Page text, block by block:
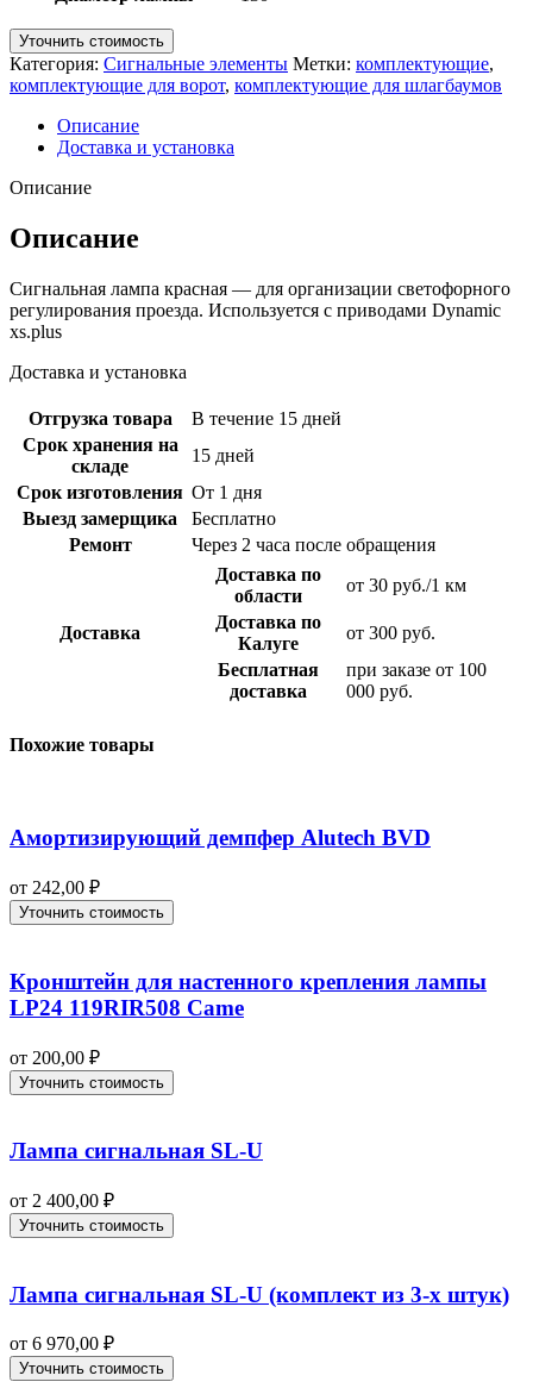
Уточнить стоимость
Категория: Сигнальные элементы Метки: комплектующие,
комплектующие для ворот, комплектующие для шлагбаумов
Описание
Доставка и установка
Описание
Описание
Сигнальная лампа красная — для организации светофорного
регулирования проезда. Используется с приводами Dynamic
xs.plus
Доставка и установка
Отгрузка товара
В течение 15 дней
Срок хранения на
складе
15 дней
Срок изготовления От 1 дня
Выезд замерщика
Бесплатно
Ремонт
Через 2 часа после обращения
Доставка
Доставка по
области
от 30 руб./1 км
Доставка по
Калуге
от 300 руб.
Бесплатная
доставка
при заказе от 100
000 руб.
Похожие товары
Амортизирующий демпфер Alutech BVD
от 242,00 ₽
Уточнить стоимость
Кронштейн для настенного крепления лампы
LP24 119RIR508 Came
от 200,00 ₽
Уточнить стоимость
Лампа сигнальная SL-U
от 2 400,00 ₽
Уточнить стоимость
Лампа сигнальная SL-U (комплект из 3-х штук)
от 6 970,00 ₽
Уточнить стоимость